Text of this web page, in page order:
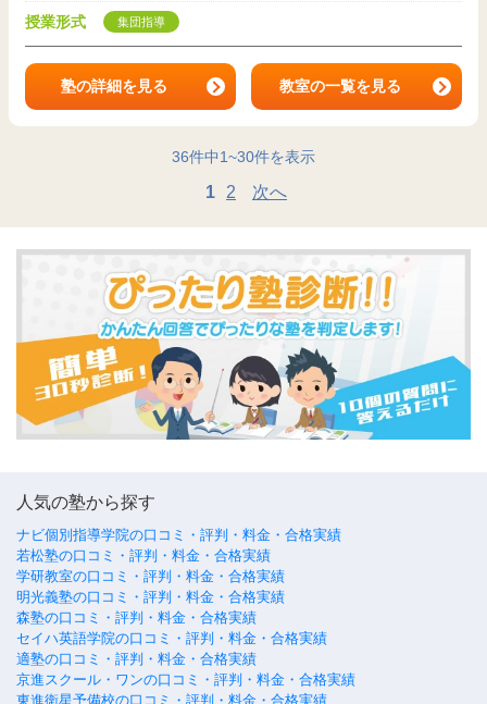
授業形式 集団指導
塾の詳細を見る 教室の一覧を見る
36件中1~30件を表示
1 2 次へ
人気の塾から探す
ナビ個別指導学院の口コミ・評判・料金・合格実績
若松塾の口コミ・評判・料金・合格実績
学研教室の口コミ・評判・料金・合格実績
明光義塾の口コミ・評判・料金・合格実績
森塾の口コミ・評判・料金・合格実績
セイハ英語学院の口コミ・評判・料金・合格実績
適塾の口コミ・評判・料金・合格実績
京進スクール・ワンの口コミ・評判・料金・合格実績
東進衛星予備校の口コミ・評判・料金・合格実績